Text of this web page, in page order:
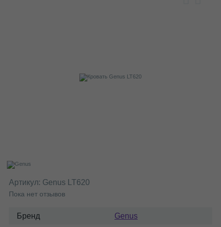
Артикул: Genus LT620
Пока нет отзывов
Бренд Genus